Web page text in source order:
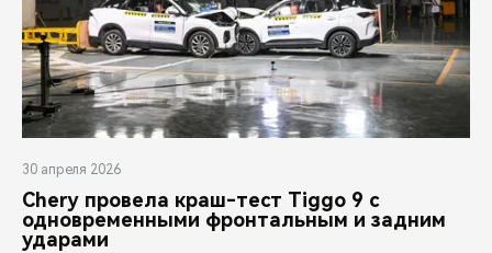
30 апреля 2026
Chery провела краш-тест Tiggo 9 с
одновременными фронтальным и задним
ударами